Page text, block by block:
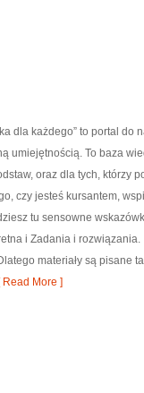
dla każdego” to portal do
umiejętnością. To baza
oraz dla tych, którzy
czy jesteś kursantem,
tu sensowne
i Zadania i
materiały są pisane
Read More ]